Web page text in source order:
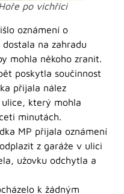
po vichřici
oznámení o
na zahradu
mohla někoho zranit.
poskytla součinnost
přijala nález
který mohla
minutách.
MP přijala oznámení
z garáže v ulici
užovku odchytla a
k žádným